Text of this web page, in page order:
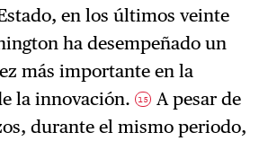
en los últimos veinte
ha desempeñado un
más importante en la
la innovación.15 A pesar de
durante el mismo periodo,